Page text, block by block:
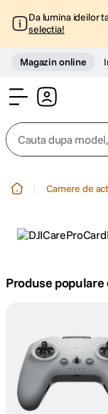
Da lumina ideilor
selectia!
Magazin online
Cauta dupa model,
3. trepied
5. canon
lavaliera
Camere de
Produse